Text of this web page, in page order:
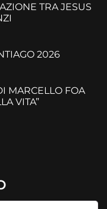
TRA JESUS
2026
MARCELLO FOA
VITA”